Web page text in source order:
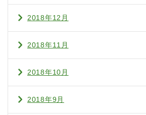
2018年12月
2018年11月
2018年10月
2018年9月